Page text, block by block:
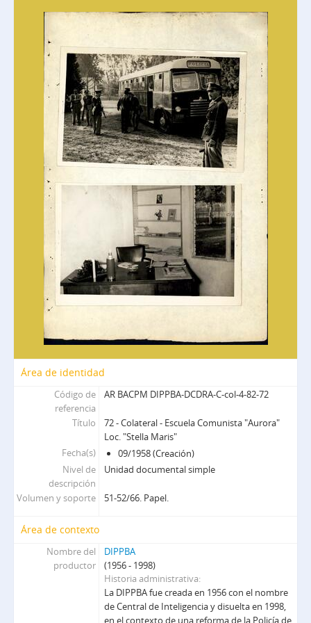
G - Mesa G
D - Mesa Doctrina
F - Mesa F
C - Mesa Cicia
SAyF - Secretaría de archivo y fichero
DIPPBA-DMCS - División Medios de comunicación social
Área de identidad
Código de
referencia
AR BACPM DIPPBA-DCDRA-C-col-4-82-72
Título
72 - Colateral - Escuela Comunista "Aurora"
Loc. "Stella Maris"
Fecha(s)
09/1958 (Creación)
Nivel de
descripción
Unidad documental simple
Volumen y soporte 51-52/66. Papel.
Área de contexto
Nombre del
productor
DIPPBA
(1956 - 1998)
Historia administrativa
La DIPPBA fue creada en 1956 con el nombre
de Central de Inteligencia y disuelta en 1998,
en el contexto de una reforma de la Policía de